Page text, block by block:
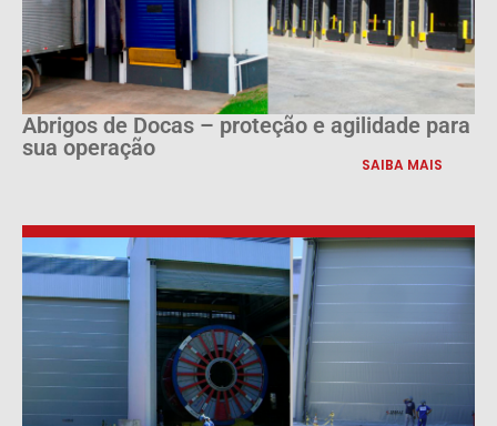
Abrigos de Docas – proteção e agilidade para
sua operação
SAIBA MAIS